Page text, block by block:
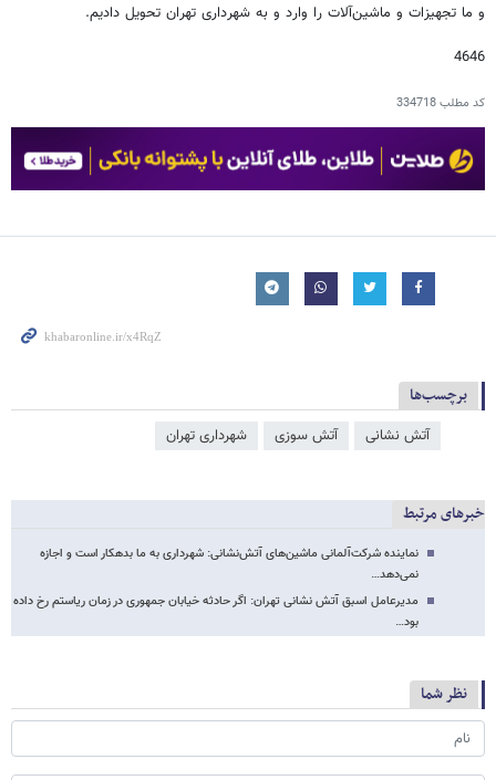
و ما تجهیزات و ماشین‌آلات را وارد و به شهرداری تهران تحویل دادیم.
4646
کد مطلب334718
برچسب‌ها
آتش‌ نشانی آتش سوزی شهرداری تهران
خبرهای مرتبط
نماینده شرکت‌آلمانی ماشین‌های آتش‌نشانی: شهرداری به ما بدهکار است و اجازه
نمی‌دهد…
مدیرعامل اسبق آتش نشانی تهران: اگر حادثه خیابان جمهوری در زمان ریاستم رخ داده
بود…
نظر شما